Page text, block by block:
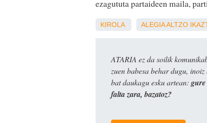
ezagututa partaideen maila,
KIROLA ALEGIAALTZO
ATARIA ez da soilik
zuen babesa behar dugu,
bat daukagu esku artean:
falta zara, bazatoz?